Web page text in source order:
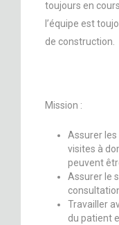
toujours en
l’équipe est
de construction.
Mission :
Assurer
visites à
peuvent
Assurer le
Travailler
du patient